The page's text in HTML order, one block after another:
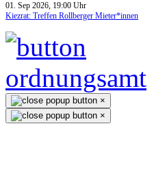
01. Sep 2026, 19:00 Uhr
Kiezrat: Treffen Rollberger Mieter*innen
×
×